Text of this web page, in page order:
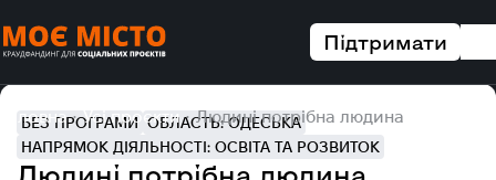
Підтримати
Головна Усі проєкти Людині потрібна людина
БЕЗ ПРОГРАМИ ОБЛАСТЬ: ОДЕСЬКА
НАПРЯМОК ДІЯЛЬНОСТІ: ОСВІТА ТА РОЗВИТОК
Людині потрібна людина